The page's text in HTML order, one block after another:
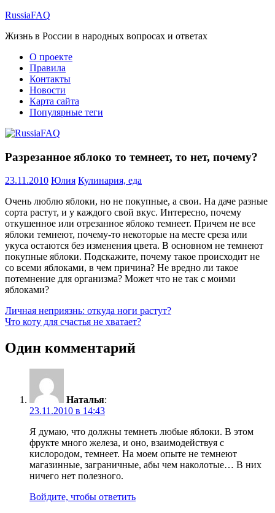
Перейти
содержимому
RussiaFAQ
Жизнь в России в народных вопросах и ответах
О проекте
Правила
Контакты
Новости
Карта сайта
Популярные теги
Разрезанное яблоко то темнеет, то нет, почему?
23.11.2010 Юлия Кулинария, еда
Очень люблю яблоки, но не покупные, а свои. На даче разные
сорта растут, и у каждого свой вкус. Интересно, почему
откушенное или отрезанное яблоко темнеет. Причем не все
яблоки темнеют, почему-то некоторые на месте среза или
укуса остаются без изменения цвета. В основном не темнеют
покупные яблоки. Подскажите, почему такое происходит не
со всеми яблоками, в чем причина? Не вредно ли такое
потемнение для организма? Может что не так с моими
яблоками?
Навигация
по
записям
Предыдущая
запись:
Личная неприязнь: откуда ноги растут?
Следующая
Что коту для счастья не хватает?
Один комментарий
Наталья:
23.11.2010 в 14:43
Я думаю, что должны темнеть любые яблоки. В этом
фрукте много железа, и оно, взаимодействуя с
кислородом, темнеет. На моем опыте не темнеют
магазинные, заграничные, абы чем наколотые… В них
ничего нет полезного.
Войдите, чтобы ответить